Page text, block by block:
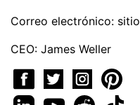
Correo electrónico: sitio
CEO: James Weller